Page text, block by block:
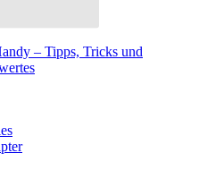
– Tipps, Tricks und